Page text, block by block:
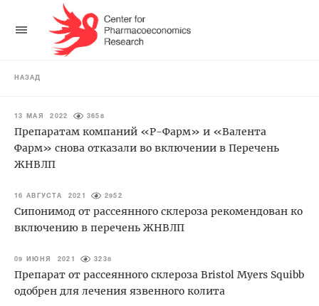
НАЗАД
13 МАЯ 2022 3658
Препаратам компаний «Р-Фарм» и «Валента
Фарм» снова отказали во включении в Перечень
ЖНВЛП
16 АВГУСТА 2021 2952
Сипонимод от рассеянного склероза рекомендован ко
включению в перечень ЖНВЛП
09 ИЮНЯ 2021 3238
Препарат от рассеянного склероза Bristol Myers Squibb
одобрен для лечения язвенного колита